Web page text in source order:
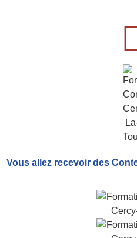
Vous allez recevoir des